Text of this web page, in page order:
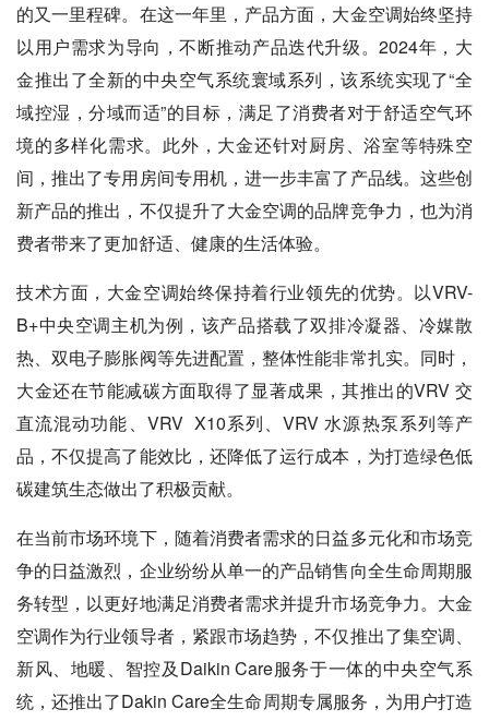
的又一里程碑。在这一年里，产品方面，大金空调始终坚持
以用户需求为导向，不断推动产品迭代升级。2024年，大
金推出了全新的中央空气系统寰域系列，该系统实现了“全
域控湿，分域而适”的目标，满足了消费者对于舒适空气环
境的多样化需求。此外，大金还针对厨房、浴室等特殊空
间，推出了专用房间专用机，进一步丰富了产品线。这些创
新产品的推出，不仅提升了大金空调的品牌竞争力，也为消
费者带来了更加舒适、健康的生活体验。
技术方面，大金空调始终保持着行业领先的优势。以VRV-
B+中央空调主机为例，该产品搭载了双排冷凝器、冷媒散
热、双电子膨胀阀等先进配置，整体性能非常扎实。同时，
大金还在节能减碳方面取得了显著成果，其推出的VRV 交
直流混动功能、 VRVX10系列、VRV 水源热泵系列等产
品，不仅提高了能效比，还降低了运行成本，为打造绿色低
碳建筑生态做出了积极贡献。
在当前市场环境下，随着消费者需求的日益多元化和市场竞
争的日益激烈，企业纷纷从单一的产品销售向全生命周期服
务转型，以更好地满足消费者需求并提升市场竞争力。大金
空调作为行业领导者，紧跟市场趋势，不仅推出了集空调、
新风、地暖、智控及Daikin Care服务于一体的中央空气系
统，还推出了Dakin Care全生命周期专属服务，为用户打造